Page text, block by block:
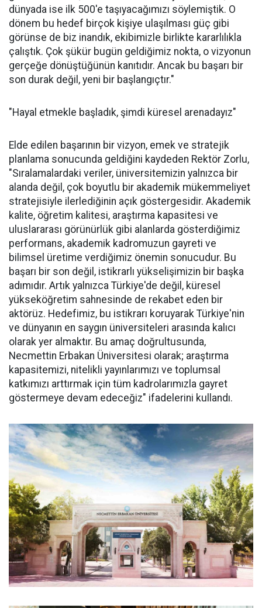
dünyada ise ilk 500'e taşıyacağımızı söylemiştik. O
dönem bu hedef birçok kişiye ulaşılması güç gibi
görünse de biz inandık, ekibimizle birlikte kararlılıkla
çalıştık. Çok şükür bugün geldiğimiz nokta, o vizyonun
gerçeğe dönüştüğünün kanıtıdır. Ancak bu başarı bir
son durak değil, yeni bir başlangıçtır."
"Hayal etmekle başladık, şimdi küresel arenadayız"
Elde edilen başarının bir vizyon, emek ve stratejik
planlama sonucunda geldiğini kaydeden Rektör Zorlu,
"Sıralamalardaki veriler, üniversitemizin yalnızca bir
alanda değil, çok boyutlu bir akademik mükemmeliyet
stratejisiyle ilerlediğinin açık göstergesidir. Akademik
kalite, öğretim kalitesi, araştırma kapasitesi ve
uluslararası görünürlük gibi alanlarda gösterdiğimiz
performans, akademik kadromuzun gayreti ve
bilimsel üretime verdiğimiz önemin sonucudur. Bu
başarı bir son değil, istikrarlı yükselişimizin bir başka
adımıdır. Artık yalnızca Türkiye'de değil, küresel
yükseköğretim sahnesinde de rekabet eden bir
aktörüz. Hedefimiz, bu istikrarı koruyarak Türkiye'nin
ve dünyanın en saygın üniversiteleri arasında kalıcı
olarak yer almaktır. Bu amaç doğrultusunda,
Necmettin Erbakan Üniversitesi olarak; araştırma
kapasitemizi, nitelikli yayınlarımızı ve toplumsal
katkımızı arttırmak için tüm kadrolarımızla gayret
göstermeye devam edeceğiz" ifadelerini kullandı.